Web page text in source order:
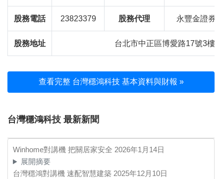
股務電話 23823379 股務代理 永豐金證券
股務地址 台北市中正區博愛路17號3樓
查看完整 台灣穩鴻科技 基本資料與財報 »
台灣穩鴻科技 最新新聞
Winhome對講機 把關居家安全 2026年1月14日
展開摘要
台灣穩鴻對講機 速配智慧建築 2025年12月10日